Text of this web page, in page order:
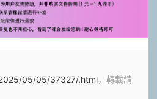
05/05/37327/.html，轉載請